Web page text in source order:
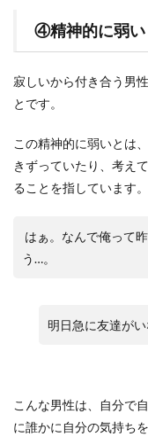
④精神的に弱い
寂しいから付き合う男
とです。
この精神的に弱いとは
きずっていたり、考え
ることを指しています。
はぁ。なんで俺って
う…。
明日急に友達が
こんな男性は、自分で
に誰かに自分の気持ち